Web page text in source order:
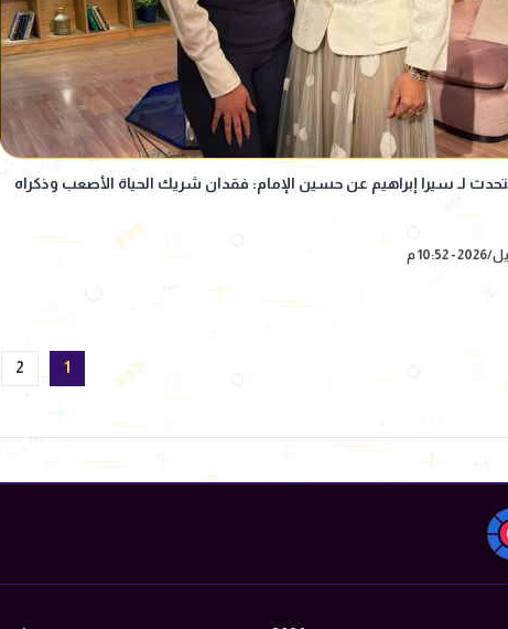
لـ سيرا إبراهيم عن حسين الإمام: فقدان شريك الحياة الأصعب وذكراه
1
2